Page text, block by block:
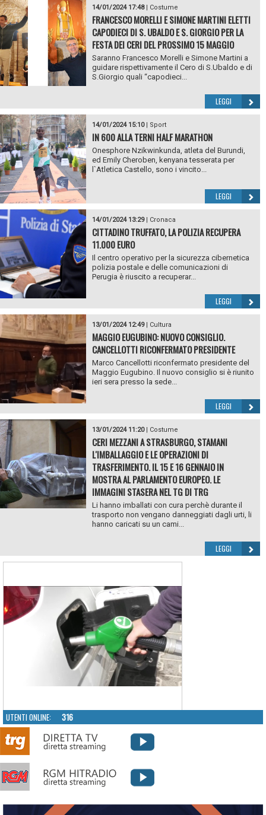
14/01/2024 17:48| Costume
FRANCESCO MORELLI E SIMONE MARTINI ELETTI
CAPODIECI DI S. UBALDO E S. GIORGIO PER LA
FESTA DEI CERI DEL PROSSIMO 15 MAGGIO
Saranno Francesco Morelli e Simone Martini a
guidare rispettivamente il Cero di S.Ubaldo e di
S.Giorgio quali “capodieci...
LEGGI
14/01/2024 15:10| Sport
IN 600 ALLA TERNI HALF MARATHON
Onesphore Nzikwinkunda, atleta del Burundi,
ed Emily Cheroben, kenyana tesserata per
l`Atletica Castello, sono i vincito...
LEGGI
14/01/2024 13:29| Cronaca
CITTADINO TRUFFATO, LA POLIZIA RECUPERA
11.000 EURO
Il centro operativo per la sicurezza cibernetica
polizia postale e delle comunicazioni di
Perugia è riuscito a recuperar...
LEGGI
13/01/2024 12:49| Cultura
MAGGIO EUGUBINO: NUOVO CONSIGLIO.
CANCELLOTTI RICONFERMATO PRESIDENTE
Marco Cancellotti riconfermato presidente del
Maggio Eugubino. Il nuovo consiglio si è riunito
ieri sera presso la sede...
LEGGI
13/01/2024 11:20| Costume
CERI MEZZANI A STRASBURGO, STAMANI
L'IMBALLAGGIO E LE OPERAZIONI DI
TRASFERIMENTO. IL 15 E 16 GENNAIO IN
MOSTRA AL PARLAMENTO EUROPEO. LE
IMMAGINI STASERA NEL TG DI TRG
Li hanno imballati con cura perchè durante il
trasporto non vengano danneggiati dagli urti, li
hanno caricati su un cami...
LEGGI
UTENTI ONLINE: 316